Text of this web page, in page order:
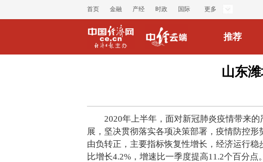
首页 金融 产经 时政 国际 更多
推荐
山东
2020年上半年，面对新冠肺炎疫情带来
展，坚决贯彻落实各项决策部署，疫情防控
由负转正，主要指标恢复性增长，经济运行
比增长4.2%，增速比一季度提高11.2个百分点。